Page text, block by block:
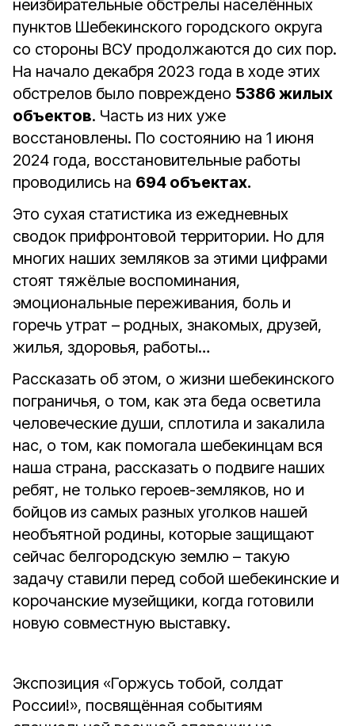
неизбирательные обстрелы населённых
пунктов Шебекинского городского округа
со стороны ВСУ продолжаются до сих пор.
На начало декабря 2023 года в ходе этих
обстрелов было повреждено 5386 жилых
объектов. Часть из них уже
восстановлены. По состоянию на 1 июня
2024 года, восстановительные работы
проводились на 694 объектах.
Это сухая статистика из ежедневных
сводок прифронтовой территории. Но для
многих наших земляков за этими цифрами
стоят тяжёлые воспоминания,
эмоциональные переживания, боль и
горечь утрат – родных, знакомых, друзей,
жилья, здоровья, работы…
Рассказать об этом, о жизни шебекинского
пограничья, о том, как эта беда осветила
человеческие души, сплотила и закалила
нас, о том, как помогала шебекинцам вся
наша страна, рассказать о подвиге наших
ребят, не только героев-земляков, но и
бойцов из самых разных уголков нашей
необъятной родины, которые защищают
сейчас белгородскую землю – такую
задачу ставили перед собой шебекинские и
корочанские музейщики, когда готовили
новую совместную выставку.
Экспозиция «Горжусь тобой, солдат
России!», посвящённая событиям